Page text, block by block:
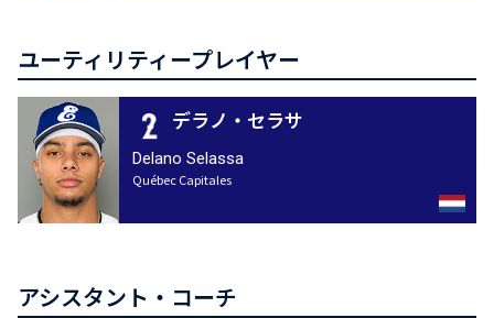
ユーティリティープレイヤー
デラノ・セラサ
Delano Selassa
Québec Capitales
アシスタント・コーチ